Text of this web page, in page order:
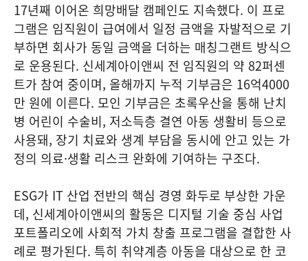
17년째 이어온 희망배달 캠페인도 지속했다. 이 프로
그램은 임직원이 급여에서 일정 금액을 자발적으로 기
부하면 회사가 동일 금액을 더하는 매칭그랜트 방식으
로 운용된다. 신세계아이앤씨 전 임직원의 약 82퍼센
트가 참여 중이며, 올해까지 누적 기부금은 16억4000
만 원에 이른다. 모인 기부금은 초록우산을 통해 난치
병 어린이 수술비, 저소득층 결연 아동 생활비 등으로
사용돼, 장기 치료와 생계 부담을 동시에 안고 있는 가
정의 의료·생활 리스크 완화에 기여하는 구조다.
ESG가 IT 산업 전반의 핵심 경영 화두로 부상한 가운
데, 신세계아이앤씨의 활동은 디지털 기술 중심 사업
포트폴리오에 사회적 가치 창출 프로그램을 결합한 사
례로 평가된다. 특히 취약계층 아동을 대상으로 한 코